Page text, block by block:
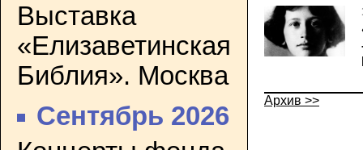
Выставка
«Елизаветинская
Библия». Москва
Сентябрь 2026
Архив >>